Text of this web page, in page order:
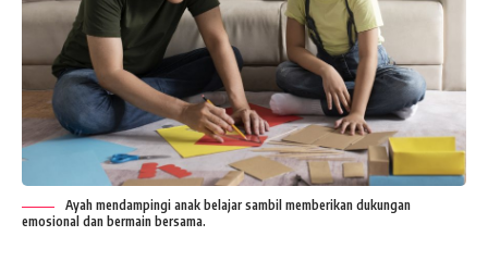
Ayah mendampingi anak belajar sambil memberikan dukungan
emosional dan bermain bersama.